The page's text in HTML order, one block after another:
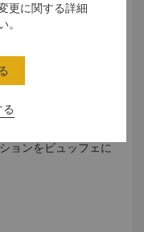
ジに位置するオープン
理をご堪能くださ
ョンをビュッフェに
更に関する詳細
。